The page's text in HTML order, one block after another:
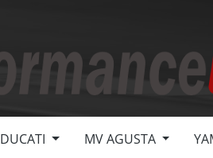
DUCATI MV AGUSTA